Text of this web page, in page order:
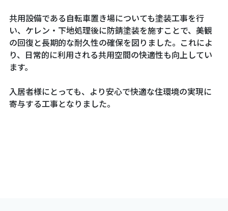
共用設備である自転車置き場についても塗装工事を行
い、ケレン・下地処理後に防錆塗装を施すことで、美観
の回復と長期的な耐久性の確保を図りました。これによ
り、日常的に利用される共用空間の快適性も向上してい
ます。
入居者様にとっても、より安心で快適な住環境の実現に
寄与する工事となりました。